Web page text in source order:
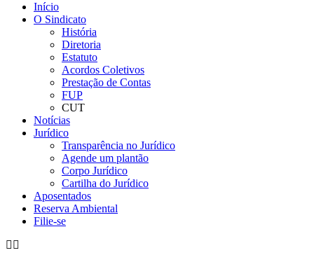
Início
O Sindicato
História
Diretoria
Estatuto
Acordos Coletivos
Prestação de Contas
FUP
CUT
Notícias
Jurídico
Transparência no Jurídico
Agende um plantão
Corpo Jurídico
Cartilha do Jurídico
Aposentados
Reserva Ambiental
Filie-se